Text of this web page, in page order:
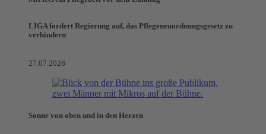
LIGA fordert Regierung auf, das Pflegeneuordnungsgesetz zu
verhindern
27.07.2026
Sonne von oben und in den Herzen